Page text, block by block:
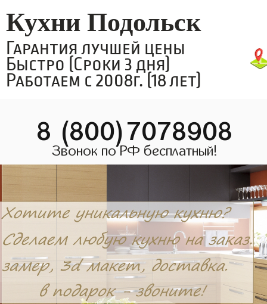
Кухни Подольск
Гарантия лучшей цены
Быстро (Сроки 3 дня)
Работаем с 2008г. (18 лет)
8 (800)7078908
Звонок по РФ бесплатный!